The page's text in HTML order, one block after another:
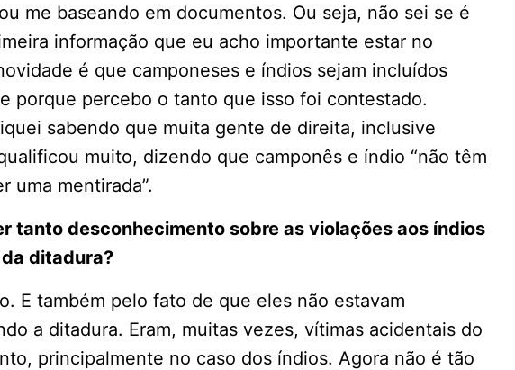
me baseando em documentos. Ou seja, não sei se é
informação que eu acho importante estar no
é que camponeses e índios sejam incluídos
porque percebo o tanto que isso foi contestado.
sabendo que muita gente de direita, inclusive
muito, dizendo que camponês e índio “não têm
uma mentirada”.
tanto desconhecimento sobre as violações aos índios
ditadura?
E também pelo fato de que eles não estavam
a ditadura. Eram, muitas vezes, vítimas acidentais do
principalmente no caso dos índios. Agora não é tão